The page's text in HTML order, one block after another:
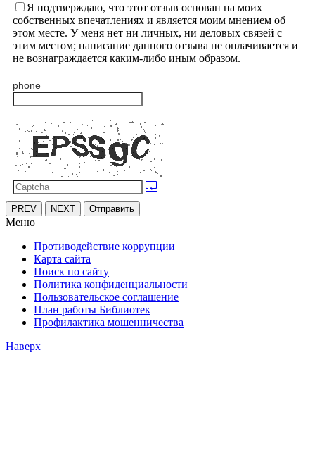
Я подтверждаю, что этот отзыв основан на моих
собственных впечатлениях и является моим мнением об
этом месте. У меня нет ни личных, ни деловых связей с
этим местом; написание данного отзыва не оплачивается и
не вознаграждается каким-либо иным образом.
phone
PREV NEXT Отправить
Меню
Противодействие коррупции
Карта сайта
Поиск по сайту
Политика конфиденциальности
Пользовательское соглашение
План работы Библиотек
Профилактика мошенничества
Наверх